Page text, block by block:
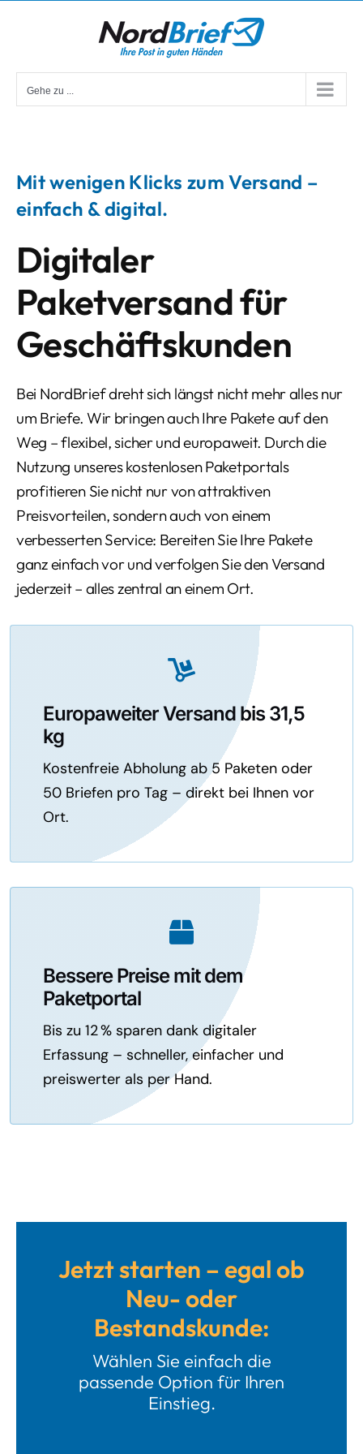
Gehe zu ...
Mit wenigen Klicks zum Versand –
einfach & digital.
Digitaler
Paketversand für
Geschäftskunden
Bei NordBrief dreht sich längst nicht mehr alles nur
um Briefe. Wir bringen auch Ihre Pakete auf den
Weg – flexibel, sicher und europaweit. Durch die
Nutzung unseres kostenlosen Paketportals
profitieren Sie nicht nur von attraktiven
Preisvorteilen, sondern auch von einem
verbesserten Service: Bereiten Sie Ihre Pakete
ganz einfach vor und verfolgen Sie den Versand
jederzeit – alles zentral an einem Ort.
Europaweiter Versand bis 31,5
kg
Kostenfreie Abholung ab 5 Paketen oder
50 Briefen pro Tag – direkt bei Ihnen vor
Ort.
Bessere Preise mit dem
Paketportal
Bis zu 12 % sparen dank digitaler
Erfassung – schneller, einfacher und
preiswerter als per Hand.
Jetzt starten – egal ob
Neu- oder
Bestandskunde:
Wählen Sie einfach die
passende Option für Ihren
Einstieg.